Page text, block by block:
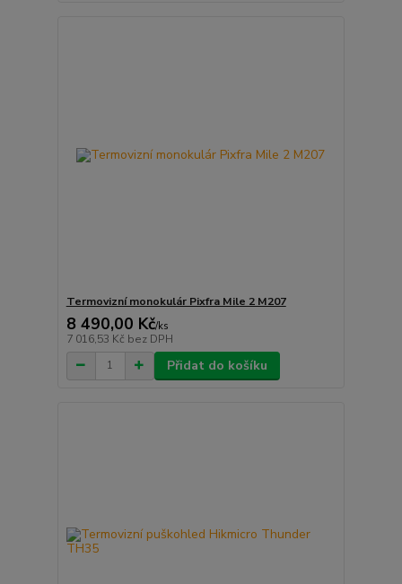
Termovizní monokulár Pixfra Mile 2 M207
8 490,00 Kč/ks
7 016,53 Kč bez DPH
Přidat do košíku